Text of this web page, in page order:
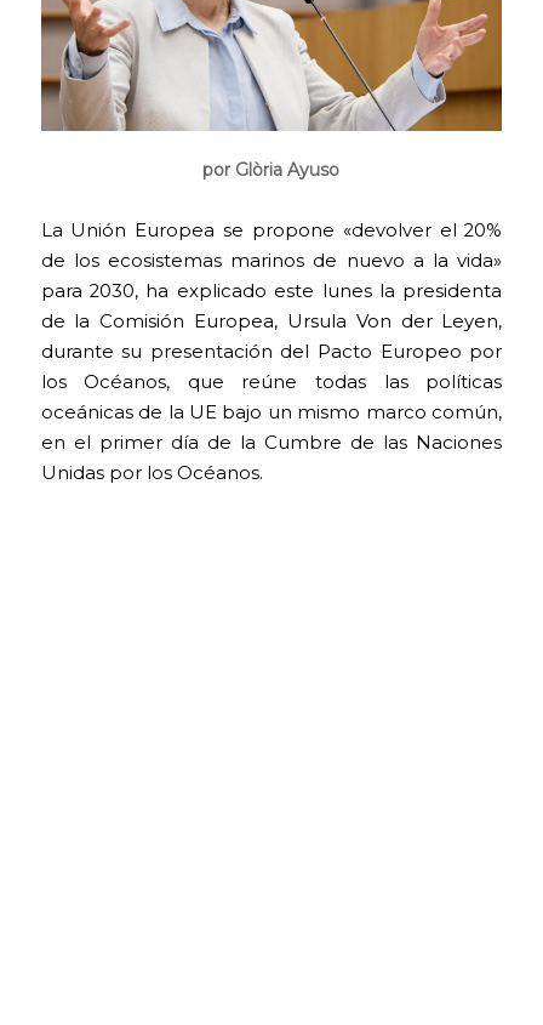
por Glòria Ayuso
La Unión Europea se propone «devolver el 20%
de los ecosistemas marinos de nuevo a la vida»
para 2030, ha explicado este lunes la presidenta
de la Comisión Europea, Ursula Von der Leyen,
durante su presentación del Pacto Europeo por
los Océanos, que reúne todas las políticas
oceánicas de la UE bajo un mismo marco común,
en el primer día de la Cumbre de las Naciones
Unidas por los Océanos.